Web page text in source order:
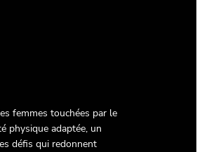
femmes touchées par le
physique adaptée, un
défis qui redonnent